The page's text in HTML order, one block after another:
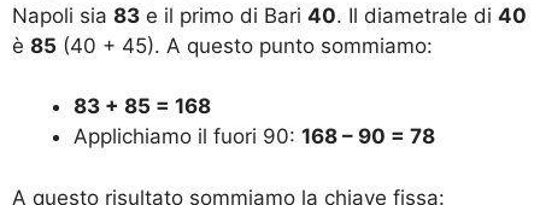
Napoli sia 83 e il primo di Bari 40. Il diametrale di 40
è 85 (40 + 45). A questo punto sommiamo:
83 + 85 = 168
Applichiamo il fuori 90: 168 – 90 = 78
A questo risultato sommiamo la chiave fissa: